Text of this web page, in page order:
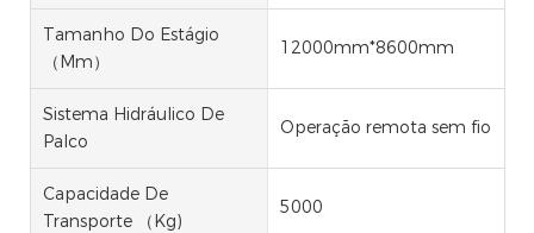
Tamanho Do Estágio
（mm）
12000mm*8600mm
Sistema Hidráulico De
Palco
Operação remota sem fio
Capacidade De
Transporte （kg)
5000